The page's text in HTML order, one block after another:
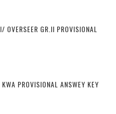
OVERSEER GR.II PROVISIONAL
PROVISIONAL ANSWEY KEY